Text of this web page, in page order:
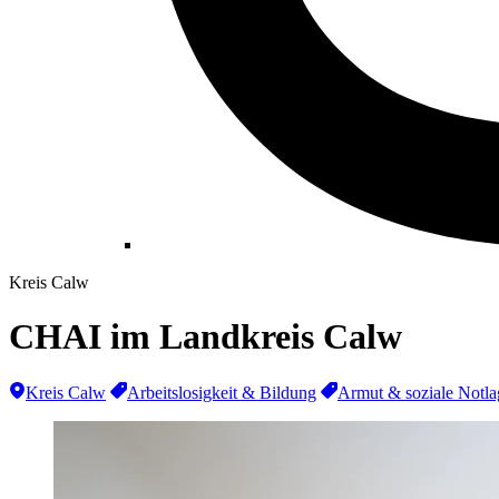
Kreis Calw
CHAI im Landkreis Calw
Kreis Calw Arbeitslosigkeit & Bildung Armut & soziale